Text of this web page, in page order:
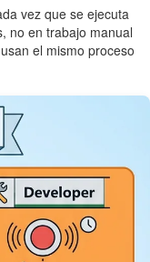
vez que se ejecuta
no en trabajo manual
el mismo proceso